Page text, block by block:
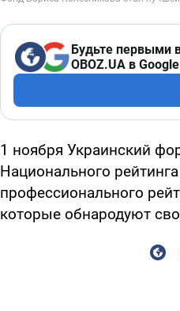
Будьте первыми
OBOZ.UA в Google
1 ноября Украинский
Национального
профессионального
которые обнародуют